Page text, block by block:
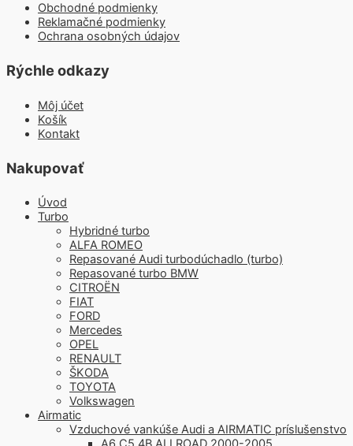
Obchodné podmienky
Reklamačné podmienky
Ochrana osobných údajov
Rýchle odkazy
Môj účet
Košík
Kontakt
Nakupovať
Úvod
Turbo
Hybridné turbo
ALFA ROMEO
Repasované Audi turbodúchadlo (turbo)
Repasované turbo BMW
CITROËN
FIAT
FORD
Mercedes
OPEL
RENAULT
ŠKODA
TOYOTA
Volkswagen
Airmatic
Vzduchové vankúše Audi a AIRMATIC príslušenstvo